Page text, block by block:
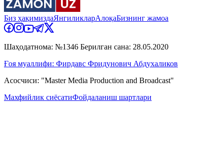
Биз ҳақимиздаЯнгиликларАлоқаБизнинг жамоа
Шаҳодатнома: №1346 Берилган сана: 28.05.2020
Ғоя муаллифи: Фирдавс Фридунович Абдухаликов
Асосчиси: "Master Media Production and Broadcast"
Махфийлик сиёсатиФойдаланиш шартлари